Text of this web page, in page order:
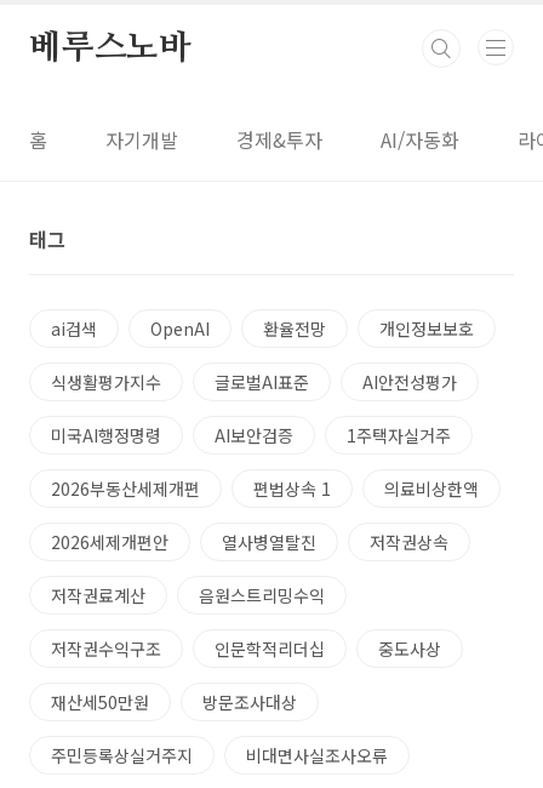
베루스노바
홈 자기개발 경제&투자 AI/자동화 라
태그
ai검색 OpenAI 환율전망 개인정보보호
식생활평가지수 글로벌AI표준 AI안전성평가
미국AI행정명령 AI보안검증 1주택자실거주
2026부동산세제개편 편법상속 1 의료비상한액
2026세제개편안 열사병열탈진 저작권상속
저작권료계산 음원스트리밍수익
저작권수익구조 인문학적리더십 중도사상
재산세50만원 방문조사대상
주민등록상실거주지 비대면사실조사오류